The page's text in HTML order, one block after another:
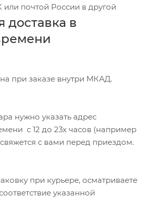
или почтой России в другой
доставка в
при заказе внутри МКАД.
нужно указать адрес
с 12 до 23х часов (например
свяжется с вами перед приездом.
при курьере, осматриваете
указанной